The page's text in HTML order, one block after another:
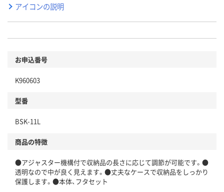
アイコンの説明
お申込番号
K960603
型番
BSK-11L
商品の特徴
●アジャスター機構付で収納品の長さに応じて調節が可能です。●
透明なので中が良く見えます。●丈夫なケースで収納品をしっかり
保護します。●本体、フタセット